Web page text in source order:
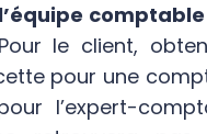
le client,
pour une
l’expert-